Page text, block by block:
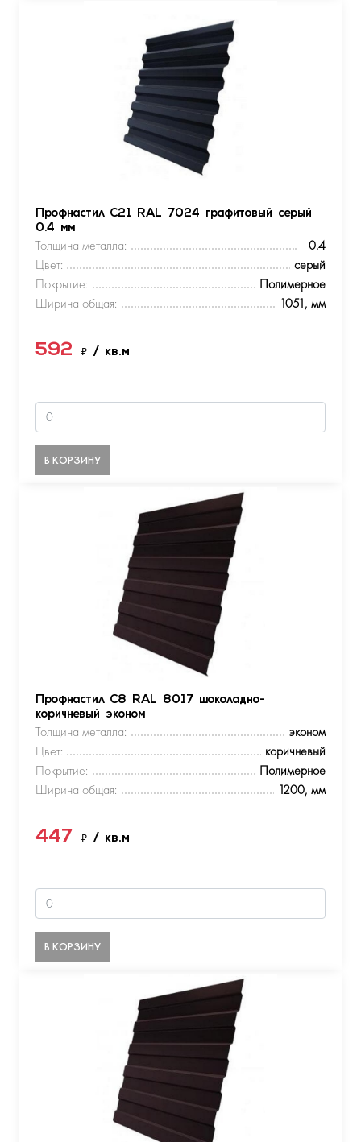
Профнастил С21 RAL 7024 графитовый серый
0.4 мм
Толщина металла:
0.4
Цвет:
серый
Покрытие:
Полимерное
Ширина общая:
1051, мм
592 ₽ / кв.м
В КОРЗИНУ
Профнастил С8 RAL 8017 шоколадно-
коричневый эконом
Толщина металла:
эконом
Цвет:
коричневый
Покрытие:
Полимерное
Ширина общая:
1200, мм
447 ₽ / кв.м
В КОРЗИНУ